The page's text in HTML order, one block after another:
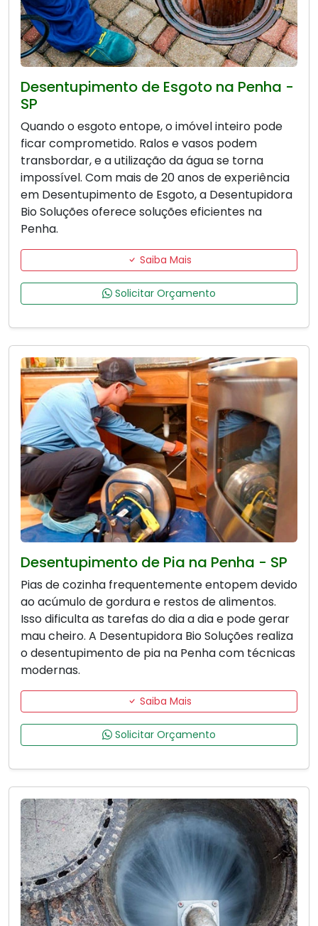
Desentupimento de Esgoto na Penha -
SP
Quando o esgoto entope, o imóvel inteiro pode
ficar comprometido. Ralos e vasos podem
transbordar, e a utilização da água se torna
impossível. Com mais de 20 anos de experiência
em Desentupimento de Esgoto, a Desentupidora
Bio Soluções oferece soluções eficientes na
Penha.
Saiba Mais
Solicitar Orçamento
Desentupimento de Pia na Penha - SP
Pias de cozinha frequentemente entopem devido
ao acúmulo de gordura e restos de alimentos.
Isso dificulta as tarefas do dia a dia e pode gerar
mau cheiro. A Desentupidora Bio Soluções realiza
o desentupimento de pia na Penha com técnicas
modernas.
Saiba Mais
Solicitar Orçamento